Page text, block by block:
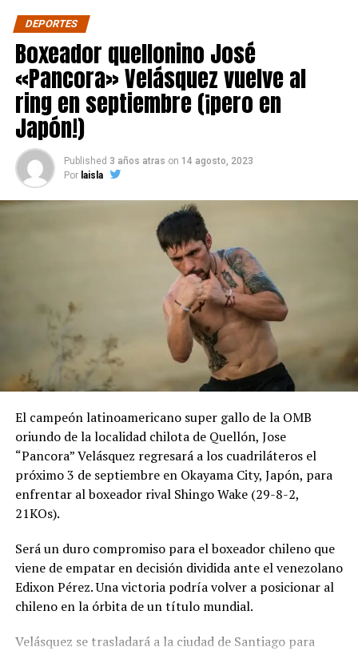
DEPORTES
Boxeador quellonino José
«Pancora» Velásquez vuelve al
ring en septiembre (¡pero en
Japón!)
Published 3 años atras on 14 agosto, 2023
Por laisla
El campeón latinoamericano super gallo de la OMB
oriundo de la localidad chilota de Quellón, Jose
“Pancora” Velásquez regresará a los cuadriláteros el
próximo 3 de septiembre en Okayama City, Japón, para
enfrentar al boxeador rival Shingo Wake (29-8-2,
21KOs).
Será un duro compromiso para el boxeador chileno que
viene de empatar en decisión dividida ante el venezolano
Edixon Pérez. Una victoria podría volver a posicionar al
chileno en la órbita de un título mundial.
Velásquez se trasladará a la ciudad de Santiago para